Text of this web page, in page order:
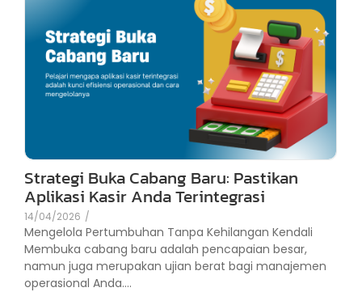
Strategi Buka Cabang Baru: Pastikan
Aplikasi Kasir Anda Terintegrasi
14/04/2026 /
Mengelola Pertumbuhan Tanpa Kehilangan Kendali
Membuka cabang baru adalah pencapaian besar,
namun juga merupakan ujian berat bagi manajemen
operasional Anda....